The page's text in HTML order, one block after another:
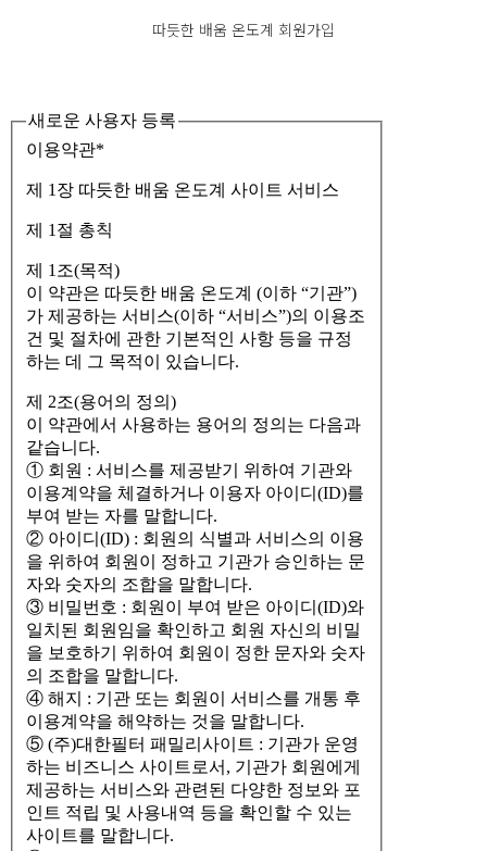
따듯한 배움 온도계 회원가입
새로운 사용자 등록
이용약관*
제 1장 따듯한 배움 온도계 사이트 서비스
제 1절 총칙
제 1조(목적)
이 약관은 따듯한 배움 온도계 (이하 “기관”)
가 제공하는 서비스(이하 “서비스”)의 이용조
건 및 절차에 관한 기본적인 사항 등을 규정
하는 데 그 목적이 있습니다.
제 2조(용어의 정의)
이 약관에서 사용하는 용어의 정의는 다음과
같습니다.
① 회원 : 서비스를 제공받기 위하여 기관와
이용계약을 체결하거나 이용자 아이디(ID)를
부여 받는 자를 말합니다.
② 아이디(ID) : 회원의 식별과 서비스의 이용
을 위하여 회원이 정하고 기관가 승인하는 문
자와 숫자의 조합을 말합니다.
③ 비밀번호 : 회원이 부여 받은 아이디(ID)와
일치된 회원임을 확인하고 회원 자신의 비밀
을 보호하기 위하여 회원이 정한 문자와 숫자
의 조합을 말합니다.
④ 해지 : 기관 또는 회원이 서비스를 개통 후
이용계약을 해약하는 것을 말합니다.
⑤ (주)대한필터 패밀리사이트 : 기관가 운영
하는 비즈니스 사이트로서, 기관가 회원에게
제공하는 서비스와 관련된 다양한 정보와 포
인트 적립 및 사용내역 등을 확인할 수 있는
사이트를 말합니다.